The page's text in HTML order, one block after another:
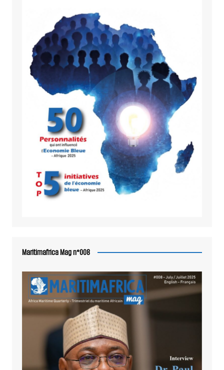
Maritimafrica Mag n°008